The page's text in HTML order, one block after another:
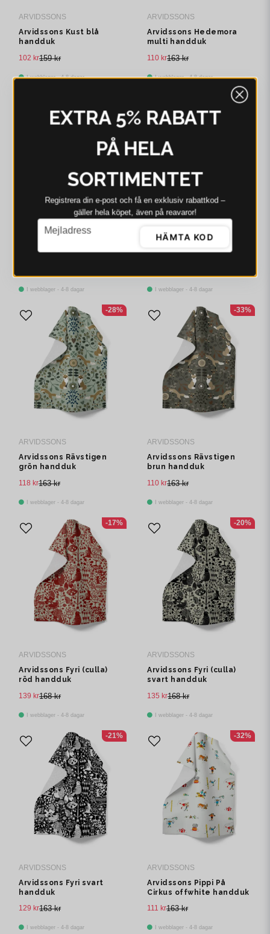
ARVIDSSONS
Arvidssons Kust blå
handduk
159 kr
102 kr
I webblager - 4-8 dagar
ARVIDSSONS
Arvidssons Hedemora
multi handduk
163 kr
110 kr
I webblager - 4-8 dagar
ARVIDSSONS
cerise/grön handduk
I webblager - 4-8 dagar
beige handduk
I webblager - 4-8 dagar
-33%
ARVIDSSONS
Arvidssons Rävstigen
grön handduk
163 kr
118 kr
I webblager - 4-8 dagar
-28%
ARVIDSSONS
Arvidssons Rävstigen
brun handduk
163 kr
110 kr
I webblager - 4-8 dagar
-33%
ARVIDSSONS
Arvidssons Fyri (culla)
röd handduk
168 kr
139 kr
I webblager - 4-8 dagar
-17%
ARVIDSSONS
Arvidssons Fyri (culla)
svart handduk
168 kr
135 kr
I webblager - 4-8 dagar
-20%
ARVIDSSONS
Arvidssons Fyri svart
handduk
163 kr
129 kr
I webblager - 4-8 dagar
-21%
ARVIDSSONS
Arvidssons Pippi På
Cirkus offwhite handduk
163 kr
111 kr
I webblager - 4-8 dagar
-32%
EXTRA 5% RABATT
PÅ HELA
SORTIMENTET
Registrera din e‑post och få en exklusiv rabattkod –
gäller hela köpet, även på reavaror!
email
Mejladress
HÄMTA KOD